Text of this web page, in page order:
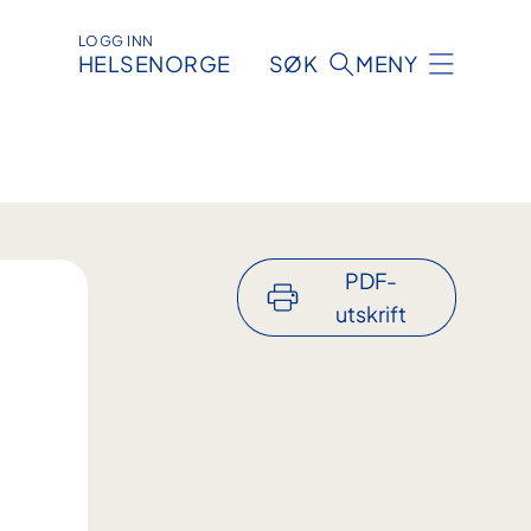
LOGG INN
HELSENORGE SØK MENY
PDF-
utskrift